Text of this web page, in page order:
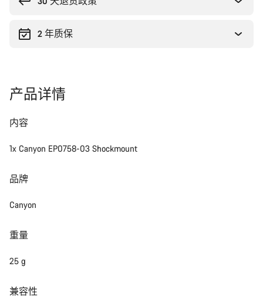
2 年质保
产品详情
内容
1x Canyon EP0758-03 Shockmount
品牌
Canyon
重量
25 g
兼容性